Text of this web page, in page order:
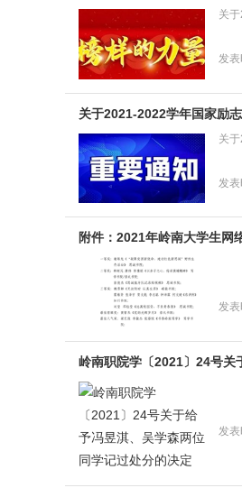
关
发
关于2021-2022学年国家励
关
发
附件：2021年岭南大学生网
发
岭南职院学〔2021〕24号关
发